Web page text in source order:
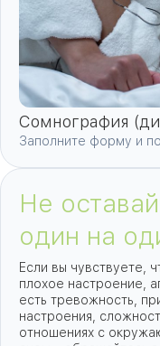
Сомнография
Заполните форму и
Не
один на
Если вы чувствуете,
плохое настроение,
есть тревожность,
настроения,
отношениях с